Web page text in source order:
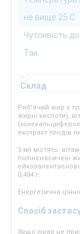
не вище 25 С
Чутливість до
Так
Склад
Риб'ячий жир з
жирні кислоти),
екстракт плодів
5 мл містять:
поліненасичені
0,484 г.
Енергетична
Спосіб
Якщо лікар не